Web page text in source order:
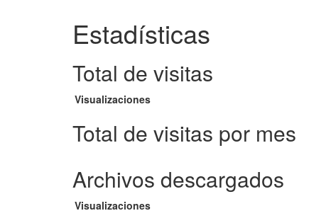
Estadísticas
Total de visitas
Visualizaciones
Total de visitas por mes
Archivos descargados
Visualizaciones